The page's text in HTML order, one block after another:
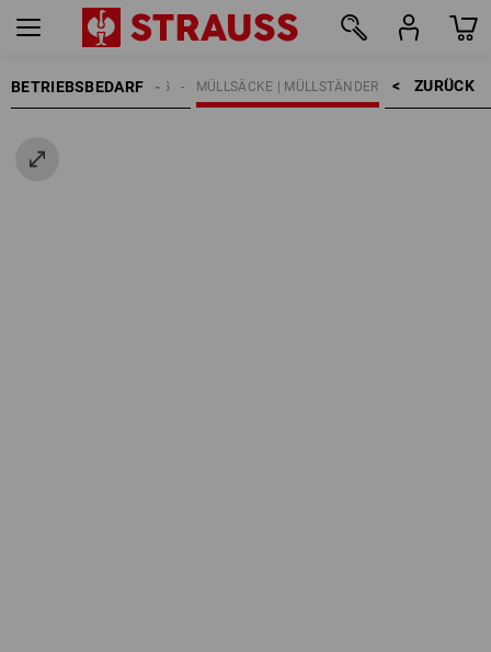
BETRIEBSBEDARF ZURÜCK    >
MÜLLSÄCKE | MÜLLSTÄNDER
| MÜLLENTSORGUNG